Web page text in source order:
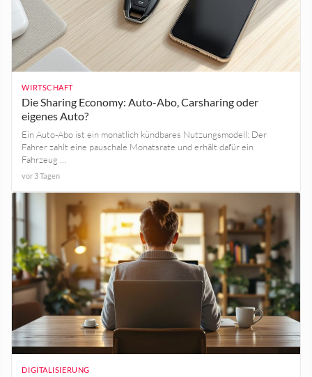
WIRTSCHAFT
Die Sharing Economy: Auto-Abo, Carsharing oder
eigenes Auto?
Ein Auto-Abo ist ein monatlich kündbares Nutzungsmodell: Der
Fahrer zahlt eine pauschale Monatsrate und erhält dafür ein
Fahrzeug …
vor 3 Tagen
DIGITALISIERUNG